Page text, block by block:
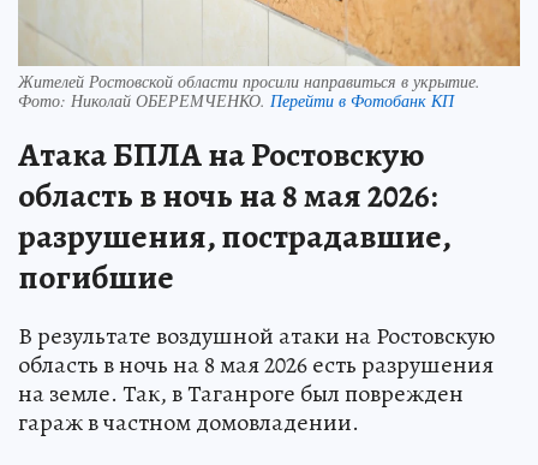
Жителей Ростовской области просили направиться в укрытие.
Фото: Николай ОБЕРЕМЧЕНКО. Перейти в Фотобанк КП
Атака БПЛА на Ростовскую
область в ночь на 8 мая 2026:
разрушения, пострадавшие,
погибшие
В результате воздушной атаки на Ростовскую
область в ночь на 8 мая 2026 есть разрушения
на земле. Так, в Таганроге был поврежден
гараж в частном домовладении.